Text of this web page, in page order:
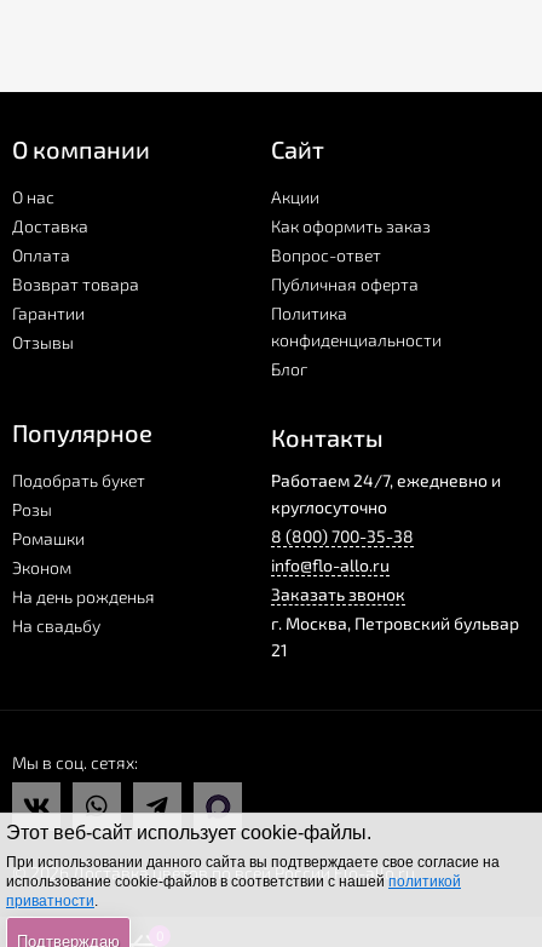
Этот веб-сайт использует cookie-файлы.
При использовании данного сайта вы подтверждаете свое согласие на
использование cookie-файлов в соответствии с нашей политикой
приватности.
Подтверждаю
О компании
О нас
Доставка
Оплата
Возврат товара
Гарантии
Отзывы
Сайт
Акции
Как оформить заказ
Вопрос-ответ
Публичная оферта
Политика
конфиденциальности
Блог
Популярное
Подобрать букет
Розы
Ромашки
Эконом
На день рожденья
На свадьбу
Контакты
Работаем 24/7, ежедневно и
круглосуточно
8 (800) 700-35-38
info@flo-allo.ru
Заказать звонок
г. Москва, Петровский бульвар
21
Мы в соц. сетях
© 2026 Доставка цветов по всей России Flo-allo.ru
0 0